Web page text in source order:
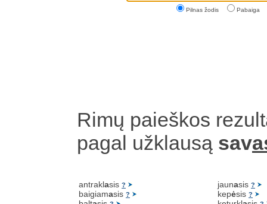
Pilnas žodis Pabaiga
Rimų paieškos
pagal užklausą sav
antraklasis ?
baigiamasis ?
jaunasis ?
kepėsis ?